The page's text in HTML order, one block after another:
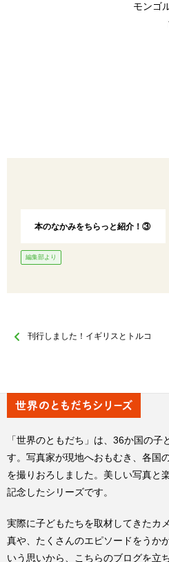
モンゴ
本のなかみをちらっと紹介！③
編集部より
刊行しました！イギリスとトルコ
「世界のともだち」は、36か国の
す。写真家が現地へおもむき、各国
を撮りおろしました。美しい写真と
記念したシリーズです。
実際に子どもたちを取材してきたカ
真や、たくさんのエピソードをう
いう思いから、こちらのブログを立